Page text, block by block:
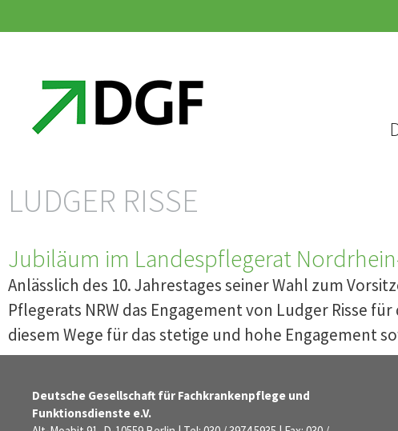
Inhalt
Inhalt
LUDGER RISSE
Jubiläum im Landespflegerat
Anlässlich des 10. Jahrestages seiner Wahl zum
Pflegerats NRW das Engagement von Ludger Risse
diesem Wege für das stetige und hohe Engagement
Deutsche Gesellschaft für Fachkrankenpflege und
Funktionsdienste e.V.